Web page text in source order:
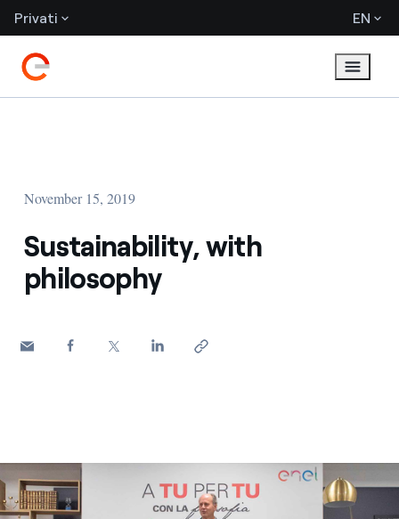
Privati EN
November 15, 2019
Sustainability, with
philosophy